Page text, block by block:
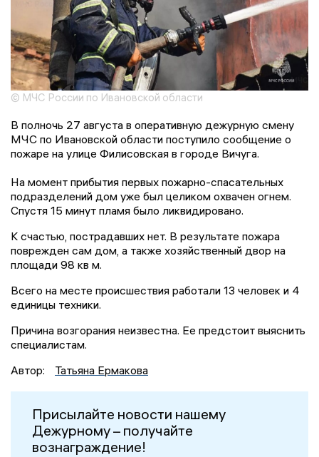
© МЧС России по Ивановской области
В полночь 27 августа в оперативную дежурную смену
МЧС по Ивановской области поступило сообщение о
пожаре на улице Филисовская в городе Вичуга.
На момент прибытия первых пожарно-спасательных
подразделений дом уже был целиком охвачен огнем.
Спустя 15 минут пламя было ликвидировано.
К счастью, пострадавших нет. В результате пожара
поврежден сам дом, а также хозяйственный двор на
площади 98 кв м.
Всего на месте происшествия работали 13 человек и 4
единицы техники.
Причина возгорания неизвестна. Ее предстоит выяснить
специалистам.
Автор:
Татьяна Ермакова
Присылайте новости нашему
Дежурному – получайте
вознаграждение!